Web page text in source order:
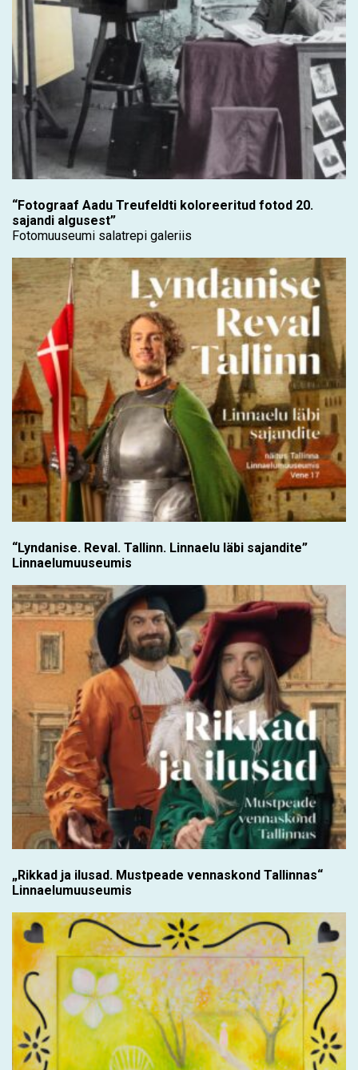
“Fotograaf Aadu Treufeldti koloreeritud fotod 20.
sajandi algusest”
Fotomuuseumi salatrepi galeriis
“Lyndanise. Reval. Tallinn. Linnaelu läbi sajandite”
Linnaelumuuseumis
„Rikkad ja ilusad. Mustpeade vennaskond Tallinnas“
Linnaelumuuseumis